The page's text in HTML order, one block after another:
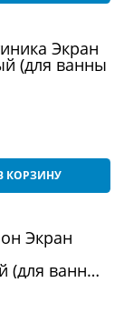
Экран
(для ванны
КОРЗИНУ
Экран
(для ванны